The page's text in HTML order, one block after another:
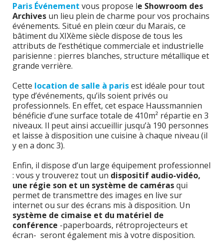
Paris Événement vous propose le Showroom des
Archives un lieu plein de charme pour vos prochains
événements. Situé en plein cœur du Marais, ce
bâtiment du XIXème siècle dispose de tous les
attributs de l’esthétique commerciale et industrielle
parisienne : pierres blanches, structure métallique et
grande verrière.
Cette location de salle à parisest idéale pour tout
type d’événements, qu’ils soient privés ou
professionnels. En effet, cet espace Haussmannien
bénéficie d’une surface totale de 410m² répartie en 3
niveaux. Il peut ainsi accueillir jusqu’à 190 personnes
et laisse à disposition une cuisine à chaque niveau (il
y en a donc 3).
Enfin, il dispose d’un large équipement professionnel
: vous y trouverez tout un dispositif audio-vidéo,
une régie son et un système de camérasqui
permet de transmettre des images en live sur
internet ou sur des écrans mis à disposition. Un
système de cimaise et du matériel de
conférence -paperboards, rétroprojecteurs et
écran- seront également mis à votre disposition.